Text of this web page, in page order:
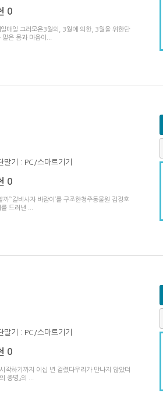
0
매일 그러모은3월의, 3월에 의한, 3월을 위한단
은 몸과 마음이
말기 : PC/스마트기기
0
”‘갈비사자 바람이’를 구조한청주동물원 김정호
드러낸
말기 : PC/스마트기기
0
작하기까지 이십 년 걸렸다우리가 만나지 않았더
증명』의